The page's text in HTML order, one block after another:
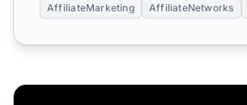
AffiliateMarketing AffiliateNetworks
7 sites secrets pour promouvoir vos